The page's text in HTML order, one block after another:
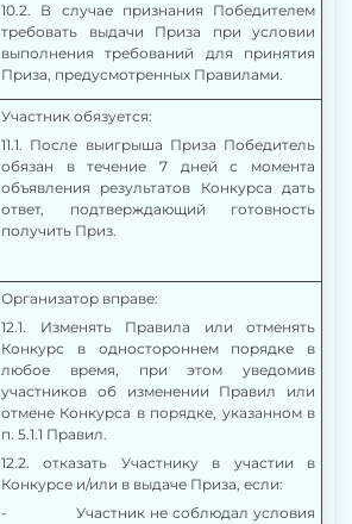
10.2. В случае признания Победителем
требовать выдачи Приза при условии
выполнения требований для принятия
Приза, предусмотренных Правилами.
Участник обязуется:
11.1. После выигрыша Приза Победитель
обязан в течение 7 дней с момента
объявления результатов Конкурса дать
ответ, подтверждающий готовность
получить Приз.
Организатор вправе:
12.1. Изменять Правила или отменять
Конкурс в одностороннем порядке в
любое время, при этом уведомив
участников об изменении Правил или
отмене Конкурса в порядке, указанном в
п. 5.1.1 Правил.
12.2. отказать Участнику в участии в
Конкурсе и/или в выдаче Приза, если:
- Участник не соблюдал условия